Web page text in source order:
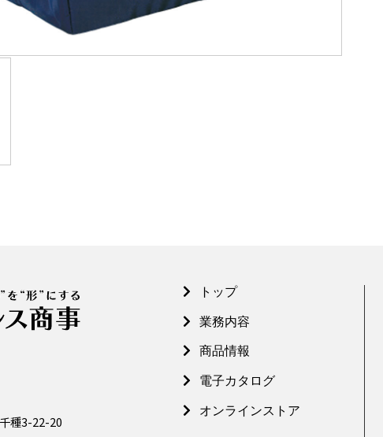
種3-22-20
トップ
業務内容
商品情報
電子カタログ
オンラインストア